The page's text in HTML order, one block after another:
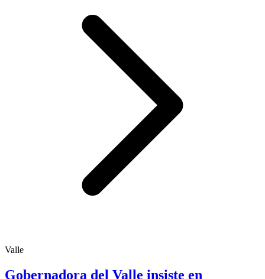
Valle
Gobernadora del Valle insiste en